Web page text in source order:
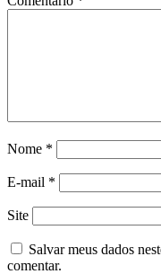
Nome *
E-mail *
Site
Salvar meus dados
comentar.